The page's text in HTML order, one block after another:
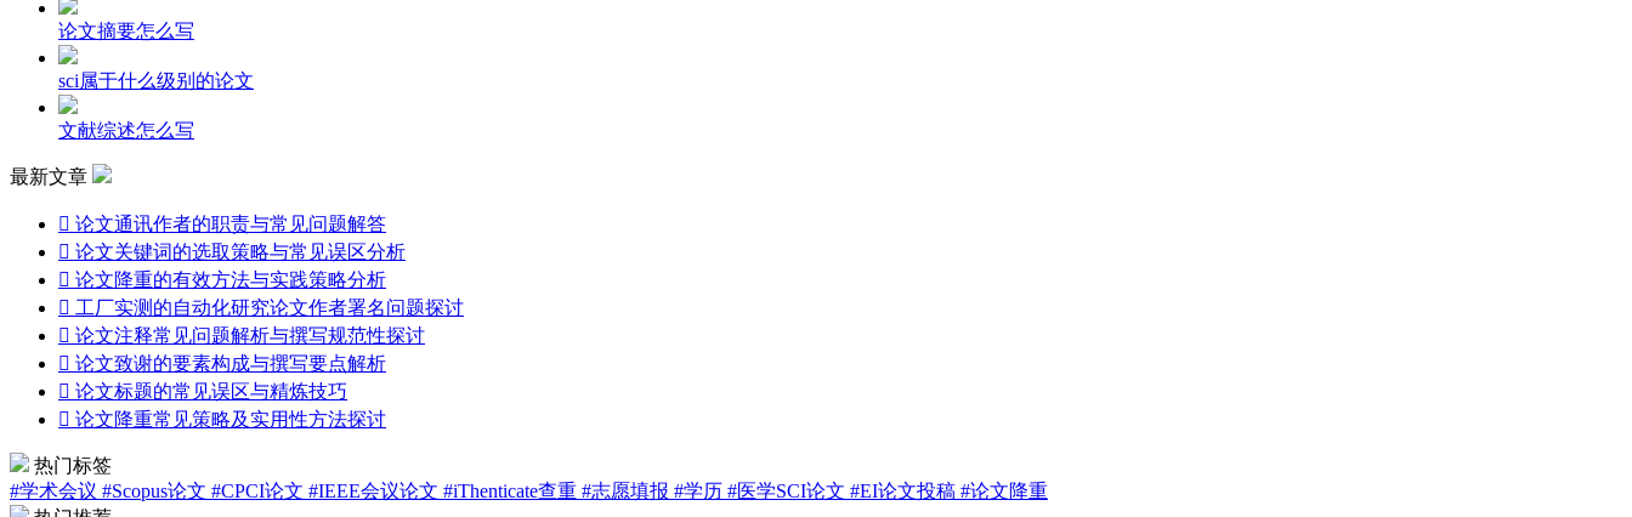
论文摘要怎么写
sci属于什么级别的论文
文献综述怎么写
最新文章
 论文通讯作者的职责与常见问题解答
 论文关键词的选取策略与常见误区分析
 论文降重的有效方法与实践策略分析
 工厂实测的自动化研究论文作者署名问题探讨
 论文注释常见问题解析与撰写规范性探讨
 论文致谢的要素构成与撰写要点解析
 论文标题的常见误区与精炼技巧
 论文降重常见策略及实用性方法探讨
热门标签
#学术会议 #Scopus论文 #CPCI论文 #IEEE会议论文 #iThenticate查重 #志愿填报 #学历 #医学SCI论文 #EI论文投稿 #论文降重